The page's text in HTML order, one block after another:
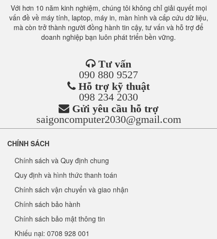
Với hơn 10 năm kinh nghiệm, chúng tôi không chỉ giải quyết mọi
vấn đề về máy tính, laptop, máy in, màn hình và cấp cứu dữ liệu,
mà còn trở thành người đồng hành tin cậy, tư vấn và hỗ trợ để
doanh nghiệp bạn luôn phát triển bền vững.
Tư vấn
090 880 9527
Hỗ trợ kỹ thuật
098 234 2030
Gửi yêu cầu hỗ trợ
saigoncomputer2030@gmail.com
CHÍNH SÁCH
Chính sách và Quy định chung
Quy định và hình thức thanh toán
Chính sách vận chuyển và giao nhận
Chính sách bảo hành
Chính sách bảo mật thông tin
Khiếu nại: 0708 928 001